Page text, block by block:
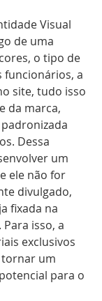
Visual
de uma
o tipo de
funcionários, a
site, tudo isso
da marca,
Dessa
um
ele não for
divulgado,
fixada na
isso, a
exclusivos
tornar um
para o